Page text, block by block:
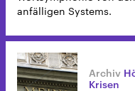
anfälligen Systems.
Krisen